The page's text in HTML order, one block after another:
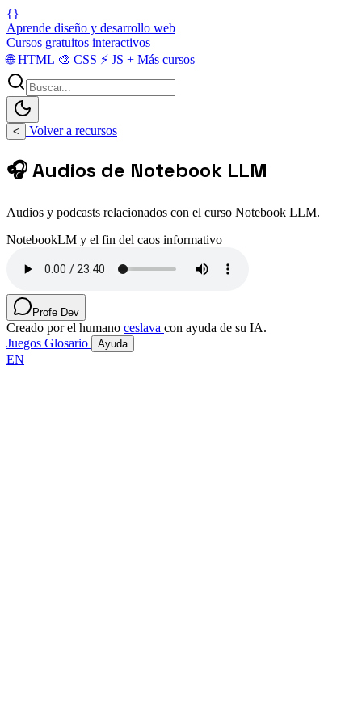
{}
Aprende diseño y desarrollo web
Cursos gratuitos interactivos
🌐HTML 🎨 CSS ⚡ JS + Más cursos
< Volver a recursos
🎧 Audios de Notebook LLM
Audios y podcasts relacionados con el curso Notebook LLM.
NotebookLM y el fin del caos informativo
Profe Dev
Creado por el humano ceslava con ayuda de su IA.
Juegos Glosario Ayuda
EN